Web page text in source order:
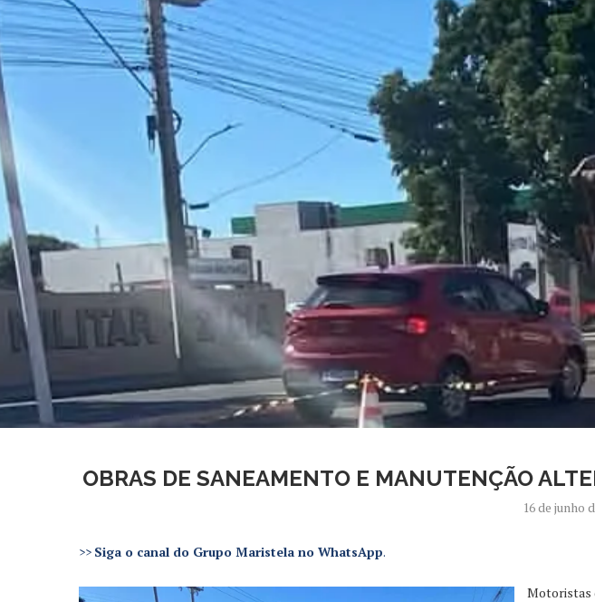
OBRAS DE SANEAMENTO E MANUTENÇÃO
16 de junho
>> Siga o canal do Grupo Maristela no WhatsApp.
Motoristas